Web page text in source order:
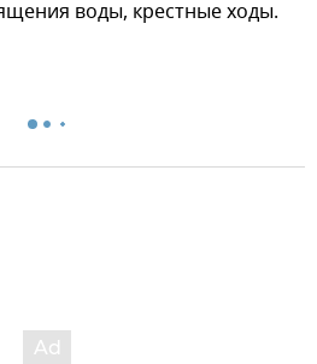
воды, крестные ходы.